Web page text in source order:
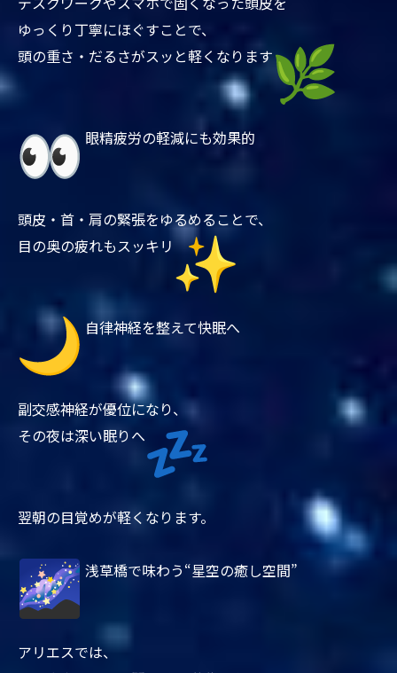
ゆっくり丁寧にほぐすことで、
頭の重さ・だるさがスッと軽くなります
眼精疲労の軽減にも効果的
頭皮・首・肩の緊張をゆるめることで、
目の奥の疲れもスッキリ
自律神経を整えて快眠へ
副交感神経が優位になり、
その夜は深い眠りへ
翌朝の目覚めが軽くなります。
浅草橋で味わう“星空の癒し空間”
アリエスでは、